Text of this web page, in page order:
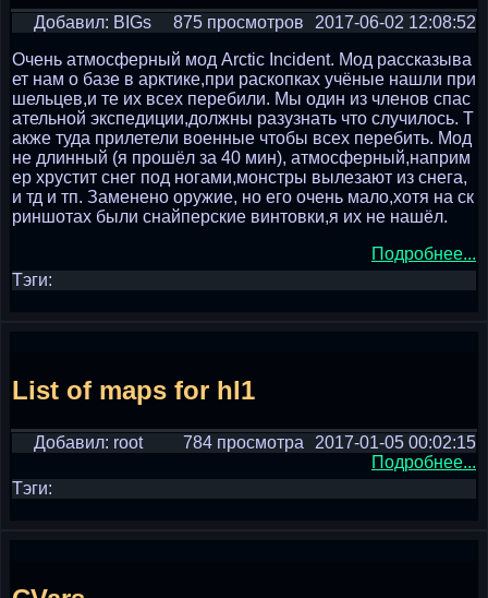
Добавил: BIGs 2017-06-02 12:08:52
875 просмотров
Очень атмосферный мод Arctic Incident. Мод рассказыва
ет нам о базе в арктике,при раскопках учёные нашли при
шельцев,и те их всех перебили. Мы один из членов спас
ательной экспедиции,должны разузнать что случилось. Т
акже туда прилетели военные чтобы всех перебить. Мод
не длинный (я прошёл за 40 мин), атмосферный,наприм
ер хрустит снег под ногами,монстры вылезают из снега,
и тд и тп. Заменено оружие, но его очень мало,хотя на ск
риншотах были снайперские винтовки,я их не нашёл.
Подробнее...
Тэги:
List of maps for hl1
Добавил: root 2017-01-05 00:02:15
784 просмотра
Подробнее...
Тэги: